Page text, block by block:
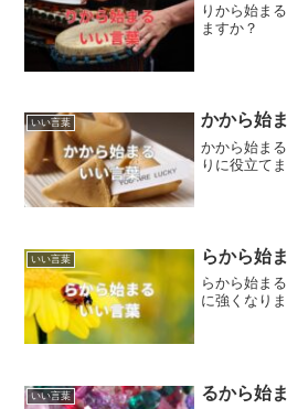
りから始ま
ますか？
いい言葉 かから始
かから始ま
りに役立て
いい言葉 らから始
らから始ま
に強くなり
いい言葉 るから始